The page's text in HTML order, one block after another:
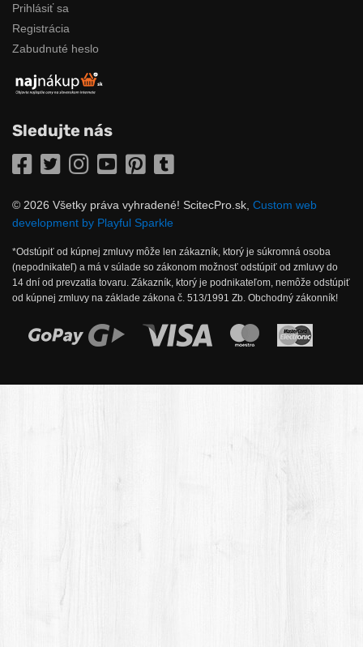
Prihlásiť sa
Registrácia
Zabudnuté heslo
Sledujte nás
Facebook
TwitterInstagramYouTubePinterest
© 2026 Všetky práva vyhradené! ScitecPro.sk, Custom web
development by Playful Sparkle
*Odstúpiť od kúpnej zmluvy môže len zákazník, ktorý je súkromná osoba
(nepodnikateľ) a má v súlade so zákonom možnosť odstúpiť od zmluvy do
14 dní od prevzatia tovaru. Zákazník, ktorý je podnikateľom, nemôže odstúpiť
od kúpnej zmluvy na základe zákona č. 513/1991 Zb. Obchodný zákonník!
Možnosti online platby